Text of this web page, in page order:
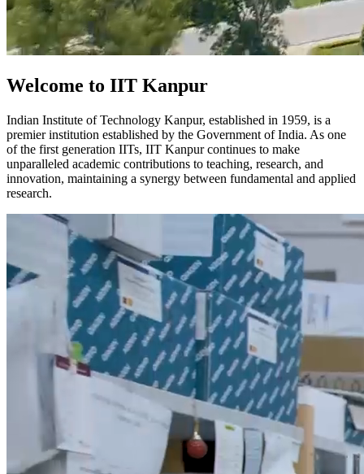
Welcome to IIT Kanpur
Indian Institute of Technology Kanpur, established in 1959, is a
premier institution established by the Government of India. As one
of the first generation IITs, IIT Kanpur continues to make
unparalleled academic contributions to teaching, research, and
innovation, maintaining a synergy between fundamental and applied
research.